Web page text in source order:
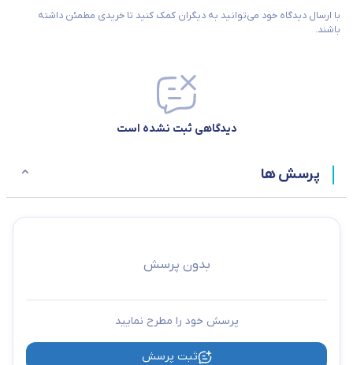
با ارسال دیدگاه خود می‌توانید به دیگران کمک کنید تا خریدی مطمئن داشته
باشند.
دیدگاهی ثبت نشده است
پرسش ها
بدون پرسش
پرسش خود را مطرح نمایید
ثبت پرسش